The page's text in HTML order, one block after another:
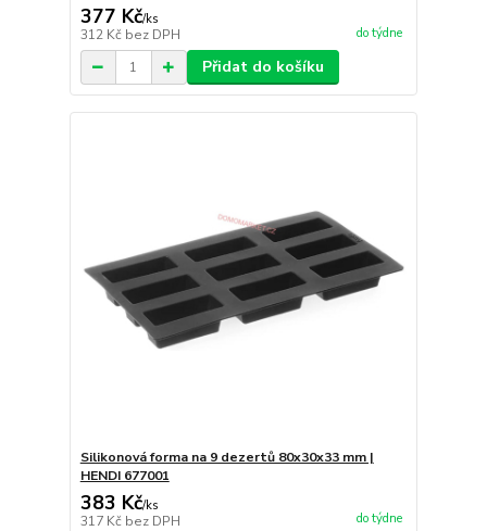
377 Kč/ks
312 Kč bez DPH do týdne
Přidat do košíku
Silikonová forma na 9 dezertů 80x30x33 mm |
HENDI 677001
383 Kč/ks
317 Kč bez DPH do týdne